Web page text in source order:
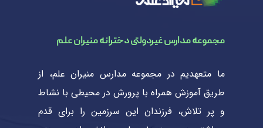
مجموعه مدارس غیردولتی دخترانه منیران علم
ما متعهدیم در مجموعه مدارس منیران علم، از
طریق آموزش همراه با پرورش در محیطی با نشاط
و پر تلاش، فرزندان این سرزمین را برای قدم